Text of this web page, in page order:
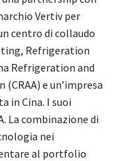
Vertiv per
centro di collaudo
Refrigeration
Refrigeration and
e un’impresa
in Cina. I suoi
La combinazione di
nei
al portfolio